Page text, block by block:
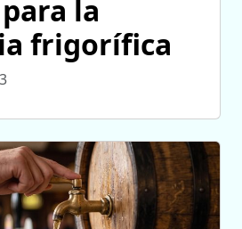
la
frigorífica